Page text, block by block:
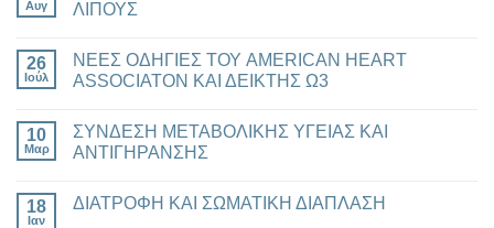
Αυγ ΛΙΠΟΥΣ
σχόλια
στο
ΕΜΜΗΝΟΠΑΥΣΗ,
ΑΠΩΛΕΙΑ
ΛΙΠΟΥΣ
26
Ιούλ
ΝΕΕΣ ΟΔΗΓΙΕΣ ΤΟΥ AMERICAN HEART
ASSOCIATON ΚΑΙ ΔΕΙΚΤΗΣ Ω3
σχόλια
στο
ΝΕΕΣ
AMERICAN
10
Μαρ
ΣΥΝΔΕΣΗ ΜΕΤΑΒΟΛΙΚΗΣ ΥΓΕΙΑΣ ΚΑΙ
ΑΝΤΙΓΗΡΑΝΣΗΣ
σχόλια
18
Ιαν
ΔΙΑΤΡΟΦΗ ΚΑΙ ΣΩΜΑΤΙΚΗ ΔΙΑΠΛΑΣΗ